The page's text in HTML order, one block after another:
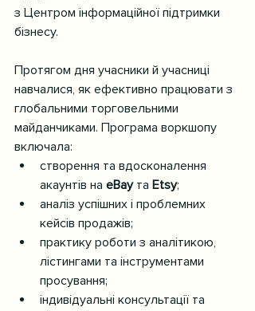
з Центром інформаційної підтримки
бізнесу.
Протягом дня учасники й учасниці
навчалися, як ефективно працювати з
глобальними торговельними
майданчиками. Програма воркшопу
включала:
створення та вдосконалення
акаунтів на eBay та Etsy;
аналіз успішних і проблемних
кейсів продажів;
практику роботи з аналітикою,
лістингами та інструментами
просування;
індивідуальні консультації та